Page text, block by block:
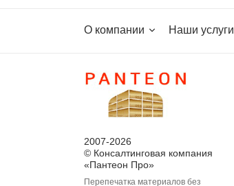
О компании Наши услуги
2007-2026
© Консалтинговая компания
«Пантеон Про»
Перепечатка материалов без